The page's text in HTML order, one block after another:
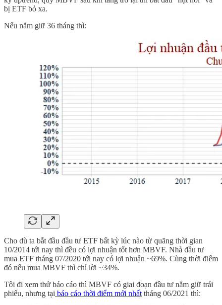
bị ETF bỏ xa.
Nếu nắm giữ 36 tháng thì:
Cho dù ta bắt đầu đầu tư ETF bất kỳ lúc nào từ quãng thời gian
10/2014 tới nay thì đều có lợi nhuận tốt hơn MBVF. Nhà đầu tư
mua ETF tháng 07/2020 tới nay có lợi nhuận ~69%. Cùng thời điểm
đó nếu mua MBVF thì chỉ lời ~34%.
Tôi đi xem thử báo cáo thì MBVF có giai đoạn đầu tư nắm giữ trái
phiếu, nhưng tại báo cáo thời điểm mới nhất tháng 06/2021 thì: